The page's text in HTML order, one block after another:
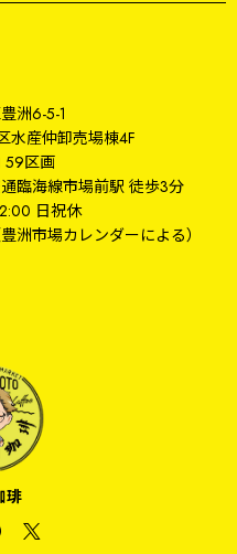
洲6-5-1
水産仲卸売場棟4F
59区画
臨海線市場前駅 徒歩3分
日祝休
洲市場カレンダーによる）
琲